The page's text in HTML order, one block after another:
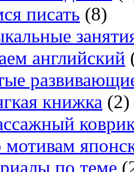
писать (8)
английский
книжка (2)
по теме